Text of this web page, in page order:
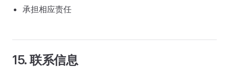
承担相应责任
15. 联系信息